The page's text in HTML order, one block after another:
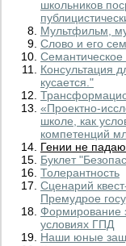
школьников
Мультфильм,
Слово и его
Семантическое
Консультация
кусается."
«Проектно-
школе, как
компетенций
Гении не
Буклет
Толерантность
Сценарий
Премудрое
Формирование
условиях ГПД
Наши юные